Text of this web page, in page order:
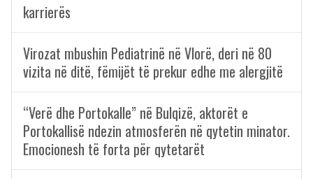
karrierës
Virozat mbushin Pediatrinë në Vlorë, deri në 80
vizita në ditë, fëmijët të prekur edhe me alergjitë
“Verë dhe Portokalle” në Bulqizë, aktorët e
Portokallisë ndezin atmosferën në qytetin minator.
Emocionesh të forta për qytetarët